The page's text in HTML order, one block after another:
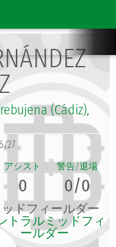
(Cádiz),
27
0 0/0
ッドフィールダー
トラルミッドフィ
ールダー